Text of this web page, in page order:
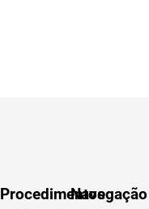
ProcedimentosNavegação